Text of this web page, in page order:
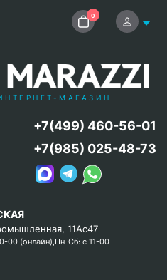
0
МАГАЗИН
11Ас47
00 (онлайн),Пн-Сб: с 11-00
+7(499) 460-56-01
+7(985) 025-48-73